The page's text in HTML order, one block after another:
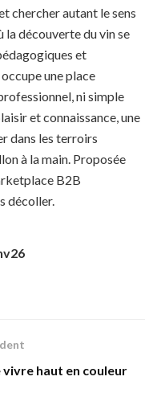
chercher autant le sens
la découverte du vin se
et
une place
ni simple
et connaissance, une
dans les terroirs
à la main. Proposée
B2B
décoller.
haut en couleur